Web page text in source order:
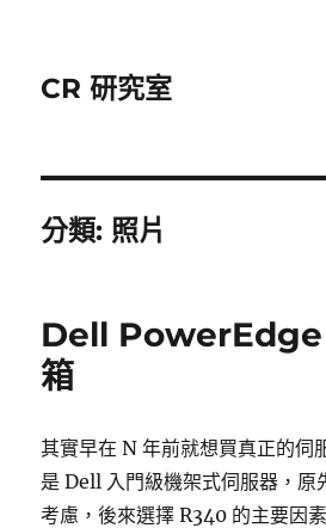
CR 研究室
分類: 照片
Dell PowerEdge
箱
其實早在 N 年前就想買真正的伺
是 Dell 入門級機架式伺服器，原
考慮，後來選擇 R340 的主要因